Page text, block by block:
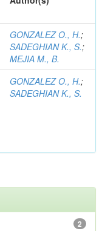
GONZALEZ O., H.;
SADEGHIAN K., S.;
MEJIA M., B.
GONZALEZ O., H.;
SADEGHIAN K., S.
2